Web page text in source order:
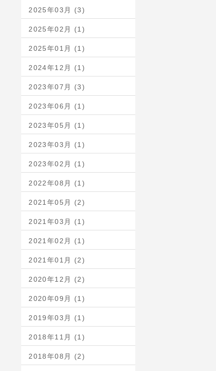
2025年03月 (3)
2025年02月 (1)
2025年01月 (1)
2024年12月 (1)
2023年07月 (3)
2023年06月 (1)
2023年05月 (1)
2023年03月 (1)
2023年02月 (1)
2022年08月 (1)
2021年05月 (2)
2021年03月 (1)
2021年02月 (1)
2021年01月 (2)
2020年12月 (2)
2020年09月 (1)
2019年03月 (1)
2018年11月 (1)
2018年08月 (2)